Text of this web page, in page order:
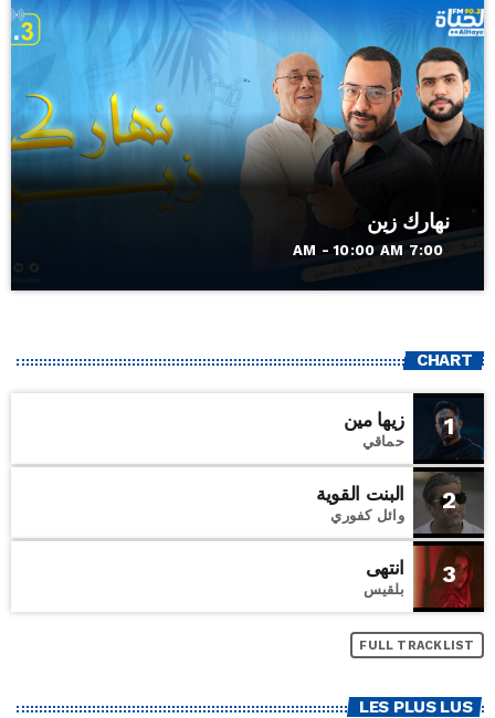
نهارك زين
7:00 AM - 10:00 AM
CHART
1 زيها مين
حماقي
2 البنت القوية
وائل كفوري
3 انتهى
بلقيس
FULL TRACKLIST
LES PLUS LUS